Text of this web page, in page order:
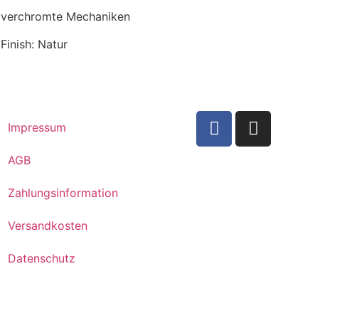
verchromte Mechaniken
Finish: Natur
Impressum
AGB
Zahlungsinformation
Versandkosten
Datenschutz